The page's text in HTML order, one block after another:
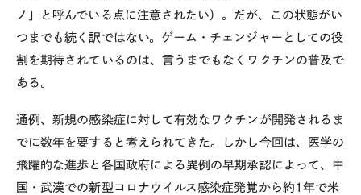
ノ」と呼んでいる点に注意されたい）。だが、この状態がい
つまでも続く訳ではない。ゲーム・チェンジャーとしての役
割を期待されているのは、言うまでもなくワクチンの普及で
ある。
通例、新規の感染症に対して有効なワクチンが開発されるま
でに数年を要すると考えられてきた。しかし今回は、医学の
飛躍的な進歩と各国政府による異例の早期承認によって、中
国・武漢での新型コロナウイルス感染症発覚から約1年で米